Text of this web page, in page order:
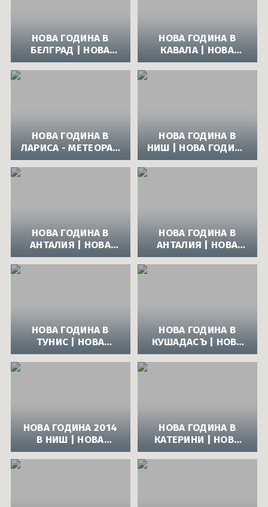
НОВА ГОДИНА В
БЕЛГРАД | НОВА
ГОДИНА 2014 В
БЕЛГРАД
НОВА ГОДИНА В
КАВАЛА | НОВА
ГОДИНА 2014 В
КАВАЛА
НОВА ГОДИНА В
ЛАРИСА - МЕТЕОРА |
НОВА ГОДИНА 2014
В ГЪРЦИЯ
НОВА ГОДИНА В
НИШ | НОВА ГОДИНА
2014 В НИШ
НОВА ГОДИНА В
АНТАЛИЯ | НОВА
ГОДИНА 2014 В
НОВА ГОДИНА В
АНТАЛИЯ | НОВА
ГОДИНА 2014 В
НОВА ГОДИНА В
ТУНИС | НОВА
ГОДИНА 2014 В
ТУНИС, АФРИКА
НОВА ГОДИНА В
КУШАДАСЪ | НОВА
ГОДИНА 2014 В
КУШАДАСЪ
НОВА ГОДИНА 2014
В НИШ | НОВА
ГОДИНА В GRAND
HOTEL NIS 4*
НОВА ГОДИНА В
КАТЕРИНИ | НОВА
ГОДИНА 2014 В
КАТЕРИНИ